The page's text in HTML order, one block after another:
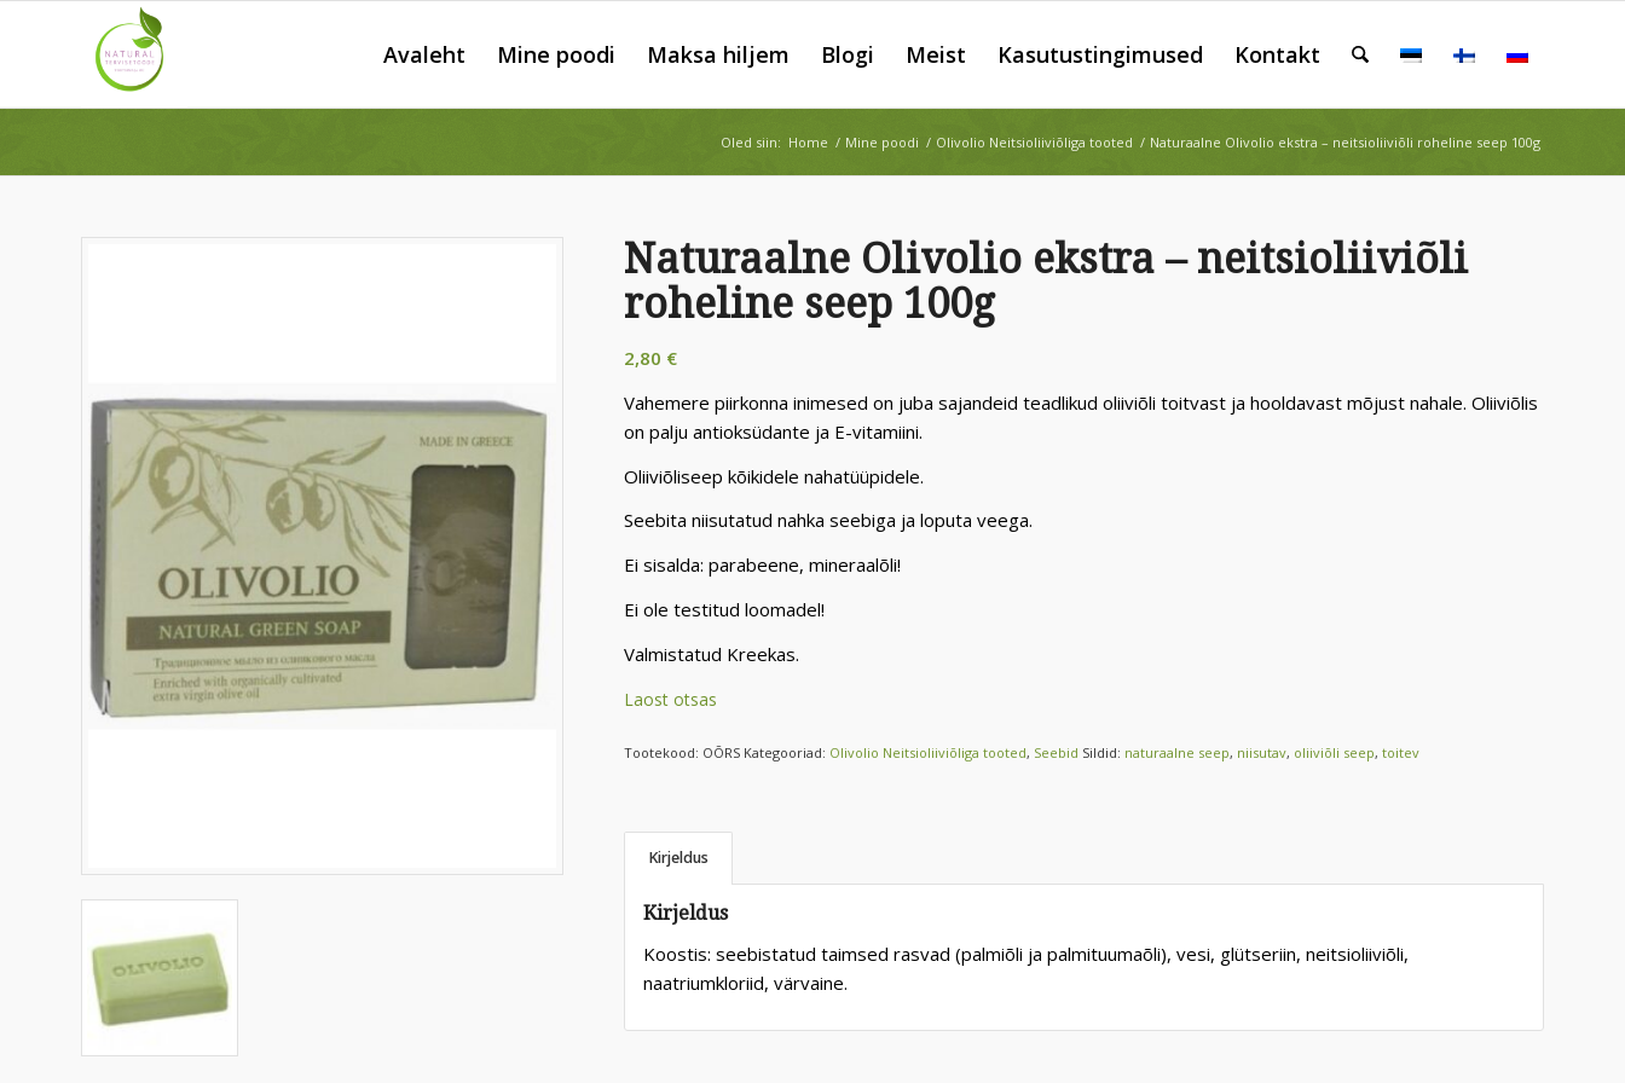
Avaleht Mine poodi Maksa hiljem Blogi Meist Kasutustingimused Kontakt
Oled siin: Home / Mine poodi / Olivolio Neitsioliiviõliga tooted / Naturaalne Olivolio ekstra – neitsioliiviõli roheline seep 100g
Naturaalne Olivolio ekstra – neitsioliiviõli
roheline seep 100g
2,80 €
Vahemere piirkonna inimesed on juba sajandeid teadlikud oliiviõli toitvast ja hooldavast mõjust nahale. Oliiviõlis
on palju antioksüdante ja E-vitamiini.
Oliiviõliseep kõikidele nahatüüpidele.
Seebita niisutatud nahka seebiga ja loputa veega.
Ei sisalda: parabeene, mineraalõli!
Ei ole testitud loomadel!
Valmistatud Kreekas.
Laost otsas
Tootekood: OÕRS Kategooriad: Olivolio Neitsioliiviõliga tooted, Seebid Sildid: naturaalne seep, niisutav, oliiviõli seep,toitev
Kirjeldus
Kirjeldus
Koostis: seebistatud taimsed rasvad (palmiõli ja palmituumaõli), vesi, glütseriin, neitsioliiviõli,
naatriumkloriid, värvaine.